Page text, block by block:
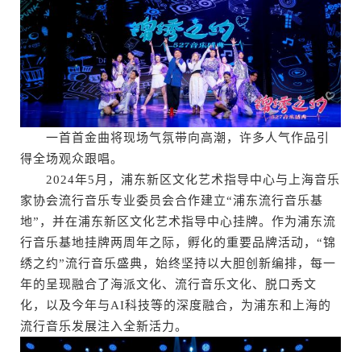
一首首金曲将现场气氛带向高潮，许多人气作品引
得全场观众跟唱。
2024年5月，浦东新区文化艺术指导中心与上海音乐
家协会流行音乐专业委员会合作建立“浦东流行音乐基
地”，并在浦东新区文化艺术指导中心挂牌。作为浦东流
行音乐基地挂牌两周年之际，孵化的重要品牌活动，“锦
绣之约”流行音乐盛典，始终坚持以大胆创新编排，每一
年的呈现融合了海派文化、流行音乐文化、脱口秀文
化，以及今年与AI科技等的深度融合，为浦东和上海的
流行音乐发展注入全新活力。